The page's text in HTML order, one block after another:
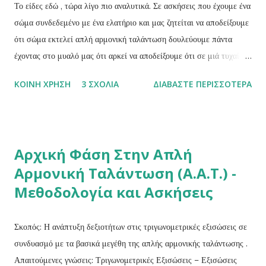
ταλαντωτή), δηλαδή D = mω 2 Τότε θ...
Το είδες εδώ , τώρα λίγο πιο αναλυτικά. Σε ασκήσεις που έχουμε ένα
σώμα συνδεδεμένο με ένα ελατήριο και μας ζητείται να αποδείξουμε
ότι σώμα εκτελεί απλή αρμονική ταλάντωση δουλεύουμε πάντα
έχοντας στο μυαλό μας ότι αρκεί να αποδείξουμε ότι σε μιά τυχαία
σε αυτό μπορεί να γραφεί στη μορφή: Σ F=-Dx Για το σκοπό αυτό
δυνάμεις που ασκούνται στο σώμα. (γράφουμε:) Στη θέση
ισορροπίας του συστήματος ισχύει ΣF=0 Από τη σχέση αυτή για
τη συνισταμένη των δυνάμεων στη θέση ισορροπίας προκύπτει μια
ισορροπίας. Δηλαδη: Σ F =0 ή mg - F ελ =0 ή mg = kx 1
(1) ...
ΚΟΙΝΉ ΧΡΉΣΗ 3 ΣΧΌΛΙΑ ΔΙΑΒΆΣΤΕ ΠΕΡΙΣΣΌΤΕΡΑ
Αρχική Φάση Στην Απλή
Αρμονική Ταλάντωση (Α.Α.Τ.) -
Μεθοδολογία και Ασκήσεις
Σκοπός: Η ανάπτυξη δεξιοτήτων στις τριγωνομετρικές εξισώσεις σε
συνδυασμό με τα βασικά μεγέθη της απλής αρμονικής ταλάντωσης .
Απαιτούμενες γνώσεις: Τριγωνομετρικές Εξισώσεις – Εξισώσεις